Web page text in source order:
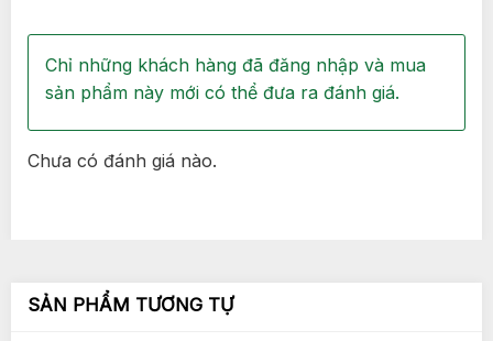
Chưa có đánh giá nào.
Chỉ những khách hàng đã đăng nhập và mua
sản phẩm này mới có thể đưa ra đánh giá.
SẢN PHẨM TƯƠNG TỰ